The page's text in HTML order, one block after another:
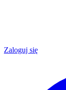
Zaloguj się